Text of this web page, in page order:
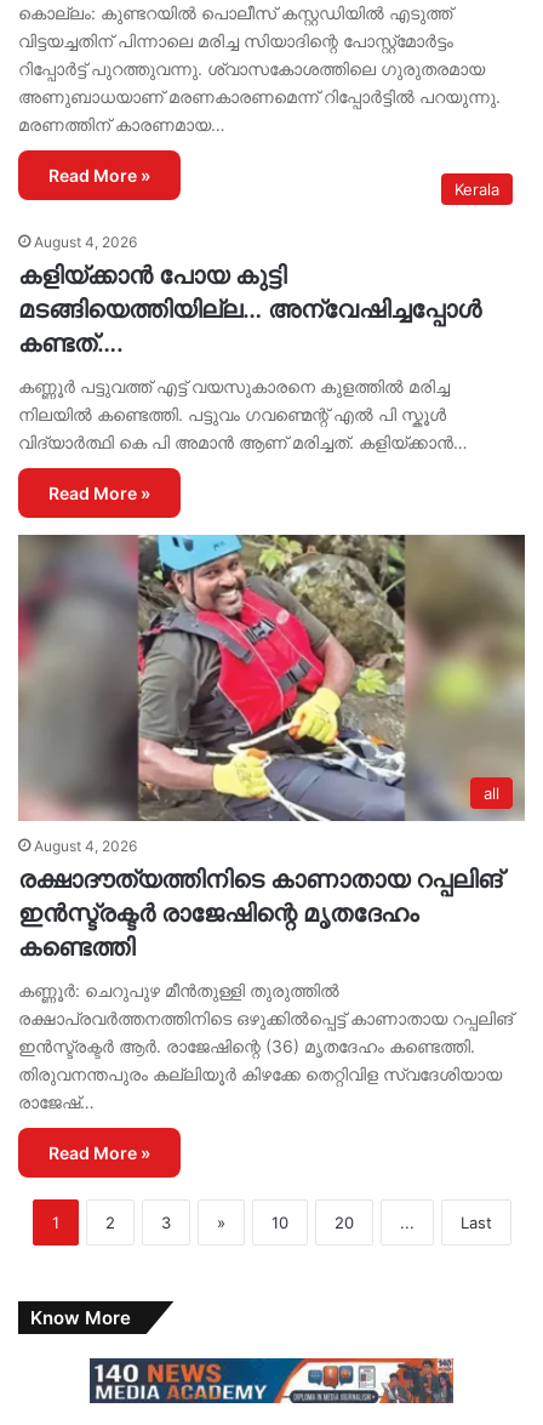
കൊല്ലം: കുണ്ടറയിൽ പൊലീസ് കസ്റ്റഡിയിൽ എടുത്ത്
വിട്ടയച്ചതിന് പിന്നാലെ മരിച്ച സിയാദിന്റെ പോസ്റ്റ്മോർട്ടം
റിപ്പോർട്ട് പുറത്തുവന്നു. ശ്വാസകോശത്തിലെ ഗുരുതരമായ
അണുബാധയാണ് മരണകാരണമെന്ന് റിപ്പോർട്ടിൽ പറയുന്നു.
മരണത്തിന് കാരണമായ…
Read More »
Kerala
August 4, 2026
കളിയ്ക്കാൻ പോയ കുട്ടി
മടങ്ങിയെത്തിയില്ല… അന്വേഷിച്ചപ്പോൾ
കണ്ടത്….
കണ്ണൂർ പട്ടുവത്ത് എട്ട് വയസുകാരനെ കുളത്തിൽ മരിച്ച
നിലയിൽ കണ്ടെത്തി. പട്ടുവം ഗവണ്മെന്റ് എൽ പി സ്കൂൾ
വിദ്യാർത്ഥി കെ പി അമാൻ ആണ് മരിച്ചത്. കളിയ്ക്കാൻ…
Read More »
all
August 4, 2026
രക്ഷാദൗത്യത്തിനിടെ കാണാതായ റപ്പലിങ്
ഇൻസ്ട്രക്ടർ രാജേഷിന്റെ മൃതദേഹം
കണ്ടെത്തി
കണ്ണൂർ: ചെറുപുഴ മീൻതുള്ളി തുരുത്തിൽ
രക്ഷാപ്രവർത്തനത്തിനിടെ ഒഴുക്കിൽപ്പെട്ട് കാണാതായ റപ്പലിങ്
ഇൻസ്ട്രക്ടർ ആർ. രാജേഷിന്റെ (36) മൃതദേഹം കണ്ടെത്തി.
തിരുവനന്തപുരം കല്ലിയൂർ കിഴക്കേ തെറ്റിവിള സ്വദേശിയായ
രാജേഷ്…
Read More »
1 2 3 » 10 20 ... Last
Know More